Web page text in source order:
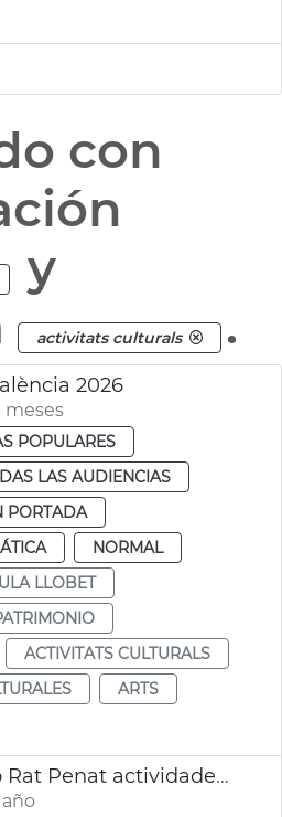
con
y
activitats culturals .
2026
meses
POPULARES
LAS AUDIENCIAS
PORTADA
NORMAL
LLOBET
ACTIVITATS CULTURALS
ARTS
Subvención a Lo Rat Penat actividades cualturales